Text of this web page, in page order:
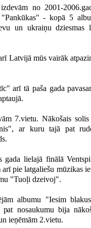
no 2001-
- kopā 5
un ukraiņu dziesmas
Latvijā mūs vairāk
arī tā paša gada
7.vietu. Nākošais
ar kuru tajā pat
gada lielajā finālā
pie latgaliešu mūzikas
"Tuoļi dzeivoj".
albumu "Iesim
nosaukumu bija
ieņēmām 2.vietu.